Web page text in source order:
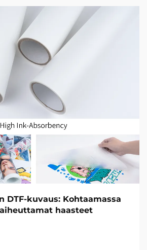
DTF-kuvaus: Kohtaamassa
haasteet